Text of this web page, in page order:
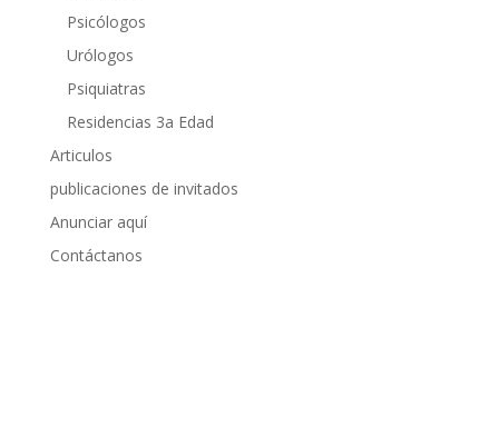
Psicólogos
Urólogos
Psiquiatras
Residencias 3a Edad
Articulos
publicaciones de invitados
Anunciar aquí
Contáctanos